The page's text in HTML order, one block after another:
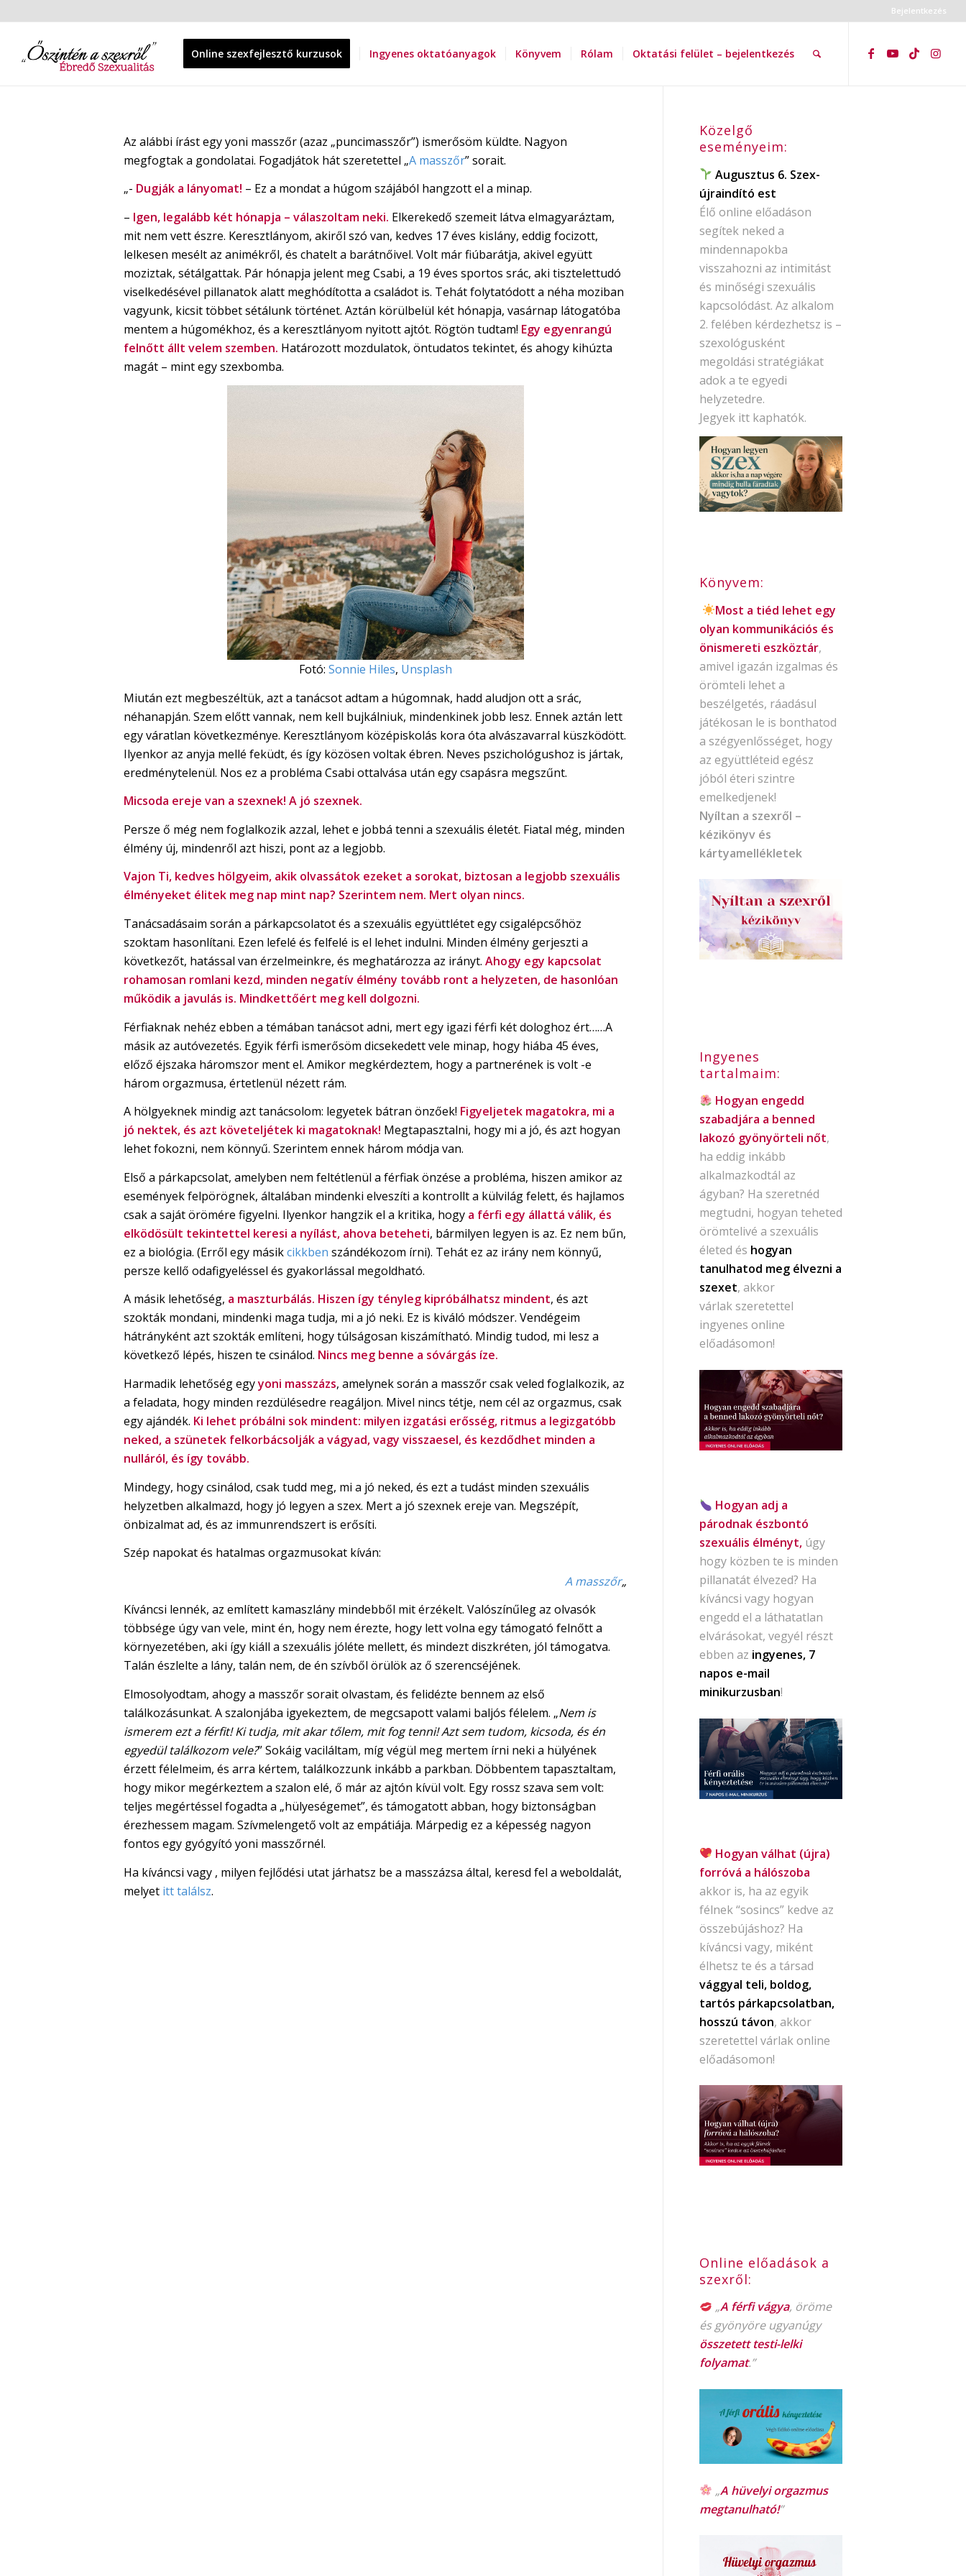
Bejelentkezés
Online szexfejlesztő kurzusok Ingyenes oktatóanyagok Könyvem Rólam Oktatási felület – bejelentkezés
Az alábbi írást egy yoni masszőr (azaz „puncimasszőr”) ismerősöm küldte. Nagyon
megfogtak a gondolatai. Fogadjátok hát szeretettel „A masszőr” sorait.
„- Dugják a lányomat! – Ez a mondat a húgom szájából hangzott el a minap.
– Igen, legalább két hónapja – válaszoltam neki. Elkerekedő szemeit látva elmagyaráztam,
mit nem vett észre. Keresztlányom, akiről szó van, kedves 17 éves kislány, eddig focizott,
lelkesen mesélt az animékről, és chatelt a barátnőivel. Volt már fiúbarátja, akivel együtt
moziztak, sétálgattak. Pár hónapja jelent meg Csabi, a 19 éves sportos srác, aki tisztelettudó
viselkedésével pillanatok alatt meghódította a családot is. Tehát folytatódott a néha moziban
vagyunk, kicsit többet sétálunk történet. Aztán körülbelül két hónapja, vasárnap látogatóba
mentem a húgomékhoz, és a keresztlányom nyitott ajtót. Rögtön tudtam! Egy egyenrangú
felnőtt állt velem szemben. Határozott mozdulatok, öntudatos tekintet, és ahogy kihúzta
magát – mint egy szexbomba.
Fotó: Sonnie Hiles, Unsplash
Miután ezt megbeszéltük, azt a tanácsot adtam a húgomnak, hadd aludjon ott a srác,
néhanapján. Szem előtt vannak, nem kell bujkálniuk, mindenkinek jobb lesz. Ennek aztán lett
egy váratlan következménye. Keresztlányom középiskolás kora óta alvászavarral küszködött.
Ilyenkor az anyja mellé feküdt, és így közösen voltak ébren. Neves pszichológushoz is jártak,
eredménytelenül. Nos ez a probléma Csabi ottalvása után egy csapásra megszűnt.
Micsoda ereje van a szexnek! A jó szexnek.
Persze ő még nem foglalkozik azzal, lehet e jobbá tenni a szexuális életét. Fiatal még, minden
élmény új, mindenről azt hiszi, pont az a legjobb.
Vajon Ti, kedves hölgyeim, akik olvassátok ezeket a sorokat, biztosan a legjobb szexuális
élményeket élitek meg nap mint nap? Szerintem nem. Mert olyan nincs.
Tanácsadásaim során a párkapcsolatot és a szexuális együttlétet egy csigalépcsőhöz
szoktam hasonlítani. Ezen lefelé és felfelé is el lehet indulni. Minden élmény gerjeszti a
következőt, hatással van érzelmeinkre, és meghatározza az irányt. Ahogy egy kapcsolat
rohamosan romlani kezd, minden negatív élmény tovább ront a helyzeten, de hasonlóan
működik a javulás is. Mindkettőért meg kell dolgozni.
Férfiaknak nehéz ebben a témában tanácsot adni, mert egy igazi férfi két dologhoz ért……A
másik az autóvezetés. Egyik férfi ismerősöm dicsekedett vele minap, hogy hiába 45 éves,
előző éjszaka háromszor ment el. Amikor megkérdeztem, hogy a partnerének is volt -e
három orgazmusa, értetlenül nézett rám.
A hölgyeknek mindig azt tanácsolom: legyetek bátran önzőek! Figyeljetek magatokra, mi a
jó nektek, és azt követeljétek ki magatoknak! Megtapasztalni, hogy mi a jó, és azt hogyan
lehet fokozni, nem könnyű. Szerintem ennek három módja van.
Első a párkapcsolat, amelyben nem feltétlenül a férfiak önzése a probléma, hiszen amikor az
események felpörögnek, általában mindenki elveszíti a kontrollt a külvilág felett, és hajlamos
csak a saját örömére figyelni. Ilyenkor hangzik el a kritika, hogy a férfi egy állattá válik, és
elködösült tekintettel keresi a nyílást, ahova beteheti, bármilyen legyen is az. Ez nem bűn,
ez a biológia. (Erről egy másikcikkben szándékozom írni). Tehát ez az irány nem könnyű,
persze kellő odafigyeléssel és gyakorlással megoldható.
A másik lehetőség, a maszturbálás. Hiszen így tényleg kipróbálhatsz mindent, és azt
szokták mondani, mindenki maga tudja, mi a jó neki. Ez is kiváló módszer. Vendégeim
hátrányként azt szokták említeni, hogy túlságosan kiszámítható. Mindig tudod, mi lesz a
következő lépés, hiszen te csinálod. Nincs meg benne a sóvárgás íze.
Harmadik lehetőség egyyoni masszázs, amelynek során a masszőr csak veled foglalkozik, az
a feladata, hogy minden rezdülésedre reagáljon. Mivel nincs tétje, nem cél az orgazmus, csak
egy ajándék. Ki lehet próbálni sok mindent: milyen izgatási erősség, ritmus a legizgatóbb
neked, a szünetek felkorbácsolják a vágyad, vagy visszaesel, és kezdődhet minden a
nulláról, és így tovább.
Mindegy, hogy csinálod, csak tudd meg, mi a jó neked, és ezt a tudást minden szexuális
helyzetben alkalmazd, hogy jó legyen a szex. Mert a jó szexnek ereje van. Megszépít,
önbizalmat ad, és az immunrendszert is erősíti.
Szép napokat és hatalmas orgazmusokat kíván:
A masszőr„
Kíváncsi lennék, az említett kamaszlány mindebből mit érzékelt. Valószínűleg az olvasók
többsége úgy van vele, mint én, hogy nem érezte, hogy lett volna egy támogató felnőtt a
környezetében, aki így kiáll a szexuális jóléte mellett, és mindezt diszkréten, jól támogatva.
Talán észlelte a lány, talán nem, de én szívből örülök az ő szerencséjének.
Elmosolyodtam, ahogy a masszőr sorait olvastam, és felidézte bennem az első
találkozásunkat. A szalonjába igyekeztem, de megcsapott valami baljós félelem. „Nem is
ismerem ezt a férfit! Ki tudja, mit akar tőlem, mit fog tenni! Azt sem tudom, kicsoda, és én
egyedül találkozom vele?” Sokáig vaciláltam, míg végül meg mertem írni neki a hülyének
érzett félelmeim, és arra kértem, találkozzunk inkább a parkban. Döbbentem tapasztaltam,
hogy mikor megérkeztem a szalon elé, ő már az ajtón kívül volt. Egy rossz szava sem volt:
teljes megértéssel fogadta a „hülyeségemet”, és támogatott abban, hogy biztonságban
érezhessem magam. Szívmelengető volt az empátiája. Márpedig ez a képesség nagyon
fontos egy gyógyító yoni masszőrnél.
Ha kíváncsi vagy , milyen fejlődési utat járhatsz be a masszázsa által, keresd fel a weboldalát,
melyet itt találsz.
Közelgő
eseményeim:
Augusztus 6. Szex-
újraindító est
Élő online előadáson
segítek neked a
mindennapokba
visszahozni az intimitást
és minőségi szexuális
kapcsolódást. Az alkalom
2. felében kérdezhetsz is –
szexológusként
megoldási stratégiákat
adok a te egyedi
helyzetedre.
Jegyek itt kaphatók.
Könyvem:
Most a tiéd lehet egy
olyan kommunikációs és
önismereti eszköztár,
amivel igazán izgalmas és
örömteli lehet a
beszélgetés, ráadásul
játékosan le is bonthatod
a szégyenlősséget, hogy
az együttléteid egész
jóból éteri szintre
emelkedjenek!
Nyíltan a szexről –
kézikönyv és
kártyamellékletek
Ingyenes
tartalmaim:
Hogyan engedd
szabadjára a benned
lakozó gyönyörteli nőt,
ha eddig inkább
alkalmazkodtál az
ágyban? Ha szeretnéd
megtudni, hogyan teheted
örömtelivé a szexuális
életed és hogyan
tanulhatod meg élvezni a
szexet, akkor
várlak szeretettel
ingyenes online
előadásomon!
Hogyan adj a
párodnak észbontó
szexuális élményt, úgy
hogy közben te is minden
pillanatát élvezed? Ha
kíváncsi vagy hogyan
engedd el a láthatatlan
elvárásokat, vegyél részt
ebben az ingyenes, 7
napos e-mail
minikurzusban!
Hogyan válhat (újra)
forróvá a hálószoba
akkor is, ha az egyik
félnek “sosincs” kedve az
összebújáshoz? Ha
kíváncsi vagy, miként
élhetsz te és a társad
vággyal teli, boldog,
tartós párkapcsolatban,
hosszú távon, akkor
szeretettel várlak online
előadásomon!
Online előadások a
szexről:
„A férfi vágya, öröme
és gyönyöre ugyanúgy
összetett testi-lelki
folyamat.”
„A hüvelyi orgazmus
megtanulható!”